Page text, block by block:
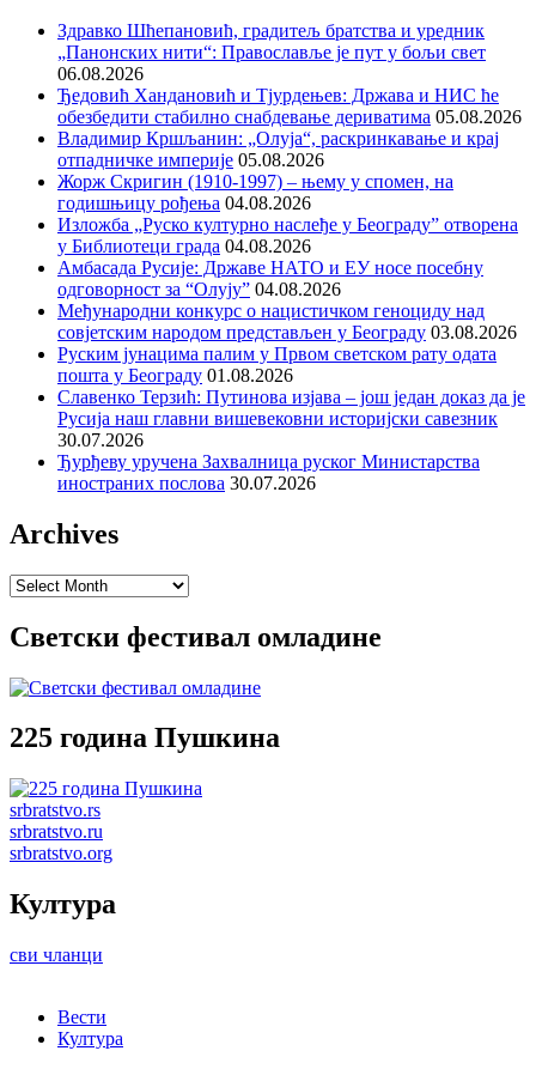
Здравко Шћепановић, градитељ братства и уредник
„Панонских нити“: Православље је пут у бољи свет
06.08.2026
Ђедовић Хандановић и Тјурдењев: Држава и НИС ће
обезбедити стабилно снабдевање дериватима 05.08.2026
Владимир Кршљанин: „Олуја“, раскринкавање и крај
отпадничке империје 05.08.2026
Жорж Скригин (1910-1997) – њему у спомен, на
годишњицу рођења 04.08.2026
Изложба „Руско културно наслеђе у Београду” отворена
у Библиотеци града 04.08.2026
Амбасада Русије: Државе НАТО и ЕУ носе посебну
одговорност за “Олују” 04.08.2026
Међународни конкурс о нацистичком геноциду над
совјетским народом представљен у Београду 03.08.2026
Руским јунацима палим у Првом светском рату одата
пошта у Београду 01.08.2026
Славенко Терзић: Путинова изјава – још један доказ да је
Русија наш главни вишевековни историјски савезник
30.07.2026
Ђурђеву уручена Захвалница руског Министарства
иностраних послова 30.07.2026
Archives
Archives
Светски фестивал омладине
225 година Пушкина
srbratstvo.rs
srbratstvo.ru
srbratstvo.org
Култура
сви чланци
Вести
Култура